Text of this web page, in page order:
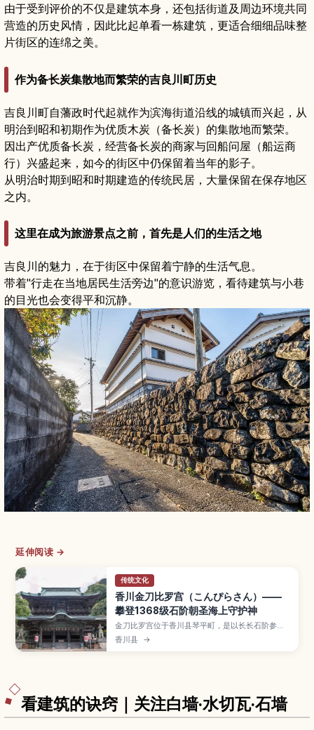
由于受到评价的不仅是建筑本身，还包括街道及周边环境共同
营造的历史风情，因此比起单看一栋建筑，更适合细细品味整
片街区的连绵之美。
作为备长炭集散地而繁荣的吉良川町历史
吉良川町自藩政时代起就作为滨海街道沿线的城镇而兴起，从
明治到昭和初期作为优质木炭（备长炭）的集散地而繁荣。
因出产优质备长炭，经营备长炭的商家与回船问屋（船运商
行）兴盛起来，如今的街区中仍保留着当年的影子。
从明治时期到昭和时期建造的传统民居，大量保留在保存地区
之内。
这里在成为旅游景点之前，首先是人们的生活之地
吉良川的魅力，在于街区中保留着宁静的生活气息。
带着"行走在当地居民生活旁边"的意识游览，看待建筑与小巷
的目光也会变得平和沉静。
延伸阅读 →
传统文化
香川金刀比罗宫（こんぴらさん）——
攀登1368级石阶朝圣海上守护神
金刀比罗宫位于香川县琴平町，是以长长石阶参道
闻名、供奉海上与旅途守护神的知名神社。文章将
介绍从参道入口到本宫与奥社的登阶路线与沿途风
香川县 →
看建筑的诀窍｜关注白墙·水切瓦·石墙